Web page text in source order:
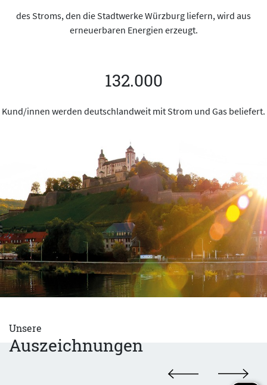
des Stroms, den die Stadtwerke Würzburg liefern, wird aus
erneuerbaren Energien erzeugt.
132.000
Kund/innen werden deutschlandweit mit Strom und Gas beliefert.
Unsere
Auszeichnungen